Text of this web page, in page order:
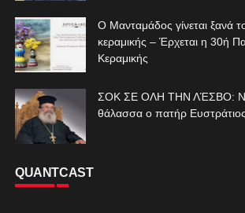
Ο Μανταμάδος γίνεται ξανά
κεραμικής – Έρχεται η 30ή
Κεραμικής
ΣΟΚ ΣΕ ΟΛΗ ΤΗΝ ΛΈΣΒΟ:
θάλασσα ο πατήρ
QUANTCAST